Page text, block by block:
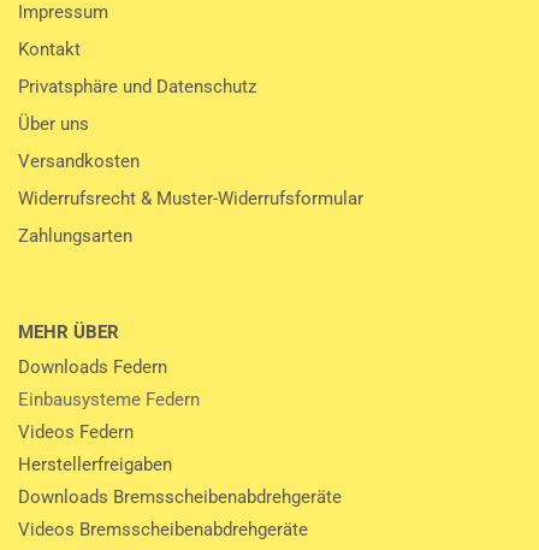
Impressum
Kontakt
Privatsphäre und Datenschutz
Über uns
Versandkosten
Widerrufsrecht & Muster-Widerrufsformular
Zahlungsarten
MEHR ÜBER
Downloads Federn
Einbausysteme Federn
Videos Federn
Herstellerfreigaben
Downloads Bremsscheibenabdrehgeräte
Videos Bremsscheibenabdrehgeräte